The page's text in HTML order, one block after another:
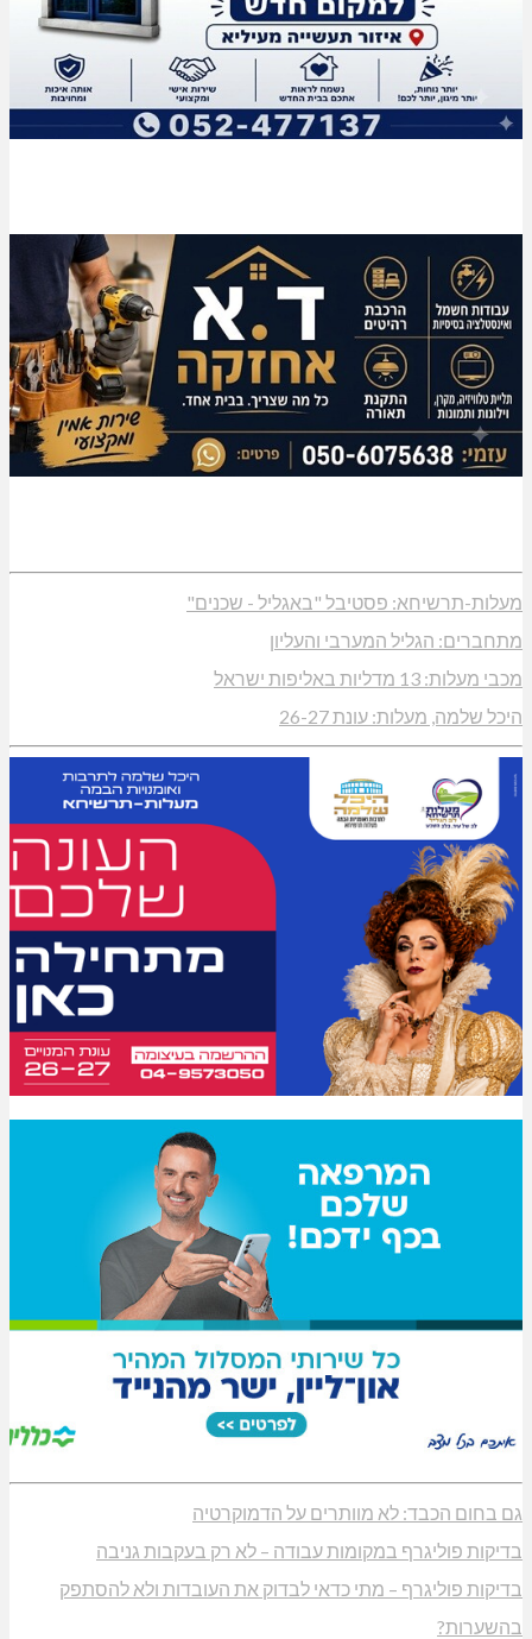
מעלות-תרשיחא: פסטיבל "באגליל - שכנים"
מתחברים: הגליל המערבי והעליון
מכבי מעלות: 13 מדליות באליפות ישראל
היכל שלמה, מעלות: עונת 26-27
גם בחום הכבד: לא מוותרים על הדמוקרטיה
בדיקות פוליגרף במקומות עבודה – לא רק בעקבות גניבה
בדיקות פוליגרף – מתי כדאי לבדוק את העובדות ולא להסתפק
בהשערות?